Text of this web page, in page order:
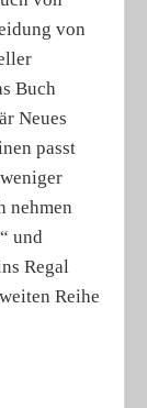
von
Buch
Neues
passt
nehmen
und
Regal
Reihe